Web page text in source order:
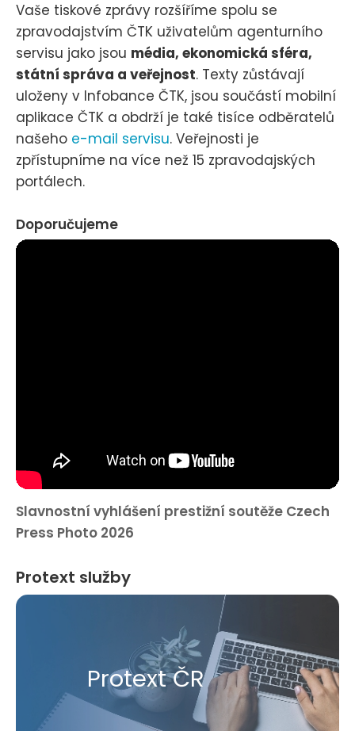
Vaše tiskové zprávy rozšíříme spolu se
zpravodajstvím ČTK uživatelům agenturního
servisu jako jsou média, ekonomická sféra,
státní správa a veřejnost. Texty zůstávají
uloženy v Infobance ČTK, jsou součástí mobilní
aplikace ČTK a obdrží je také tisíce odběratelů
našeho e-mail servisu. Veřejnosti je
zpřístupníme na více než 15 zpravodajských
portálech.
Doporučujeme
Slavnostní vyhlášení prestižní soutěže Czech
Press Photo 2026
Protext služby
Protext ČR